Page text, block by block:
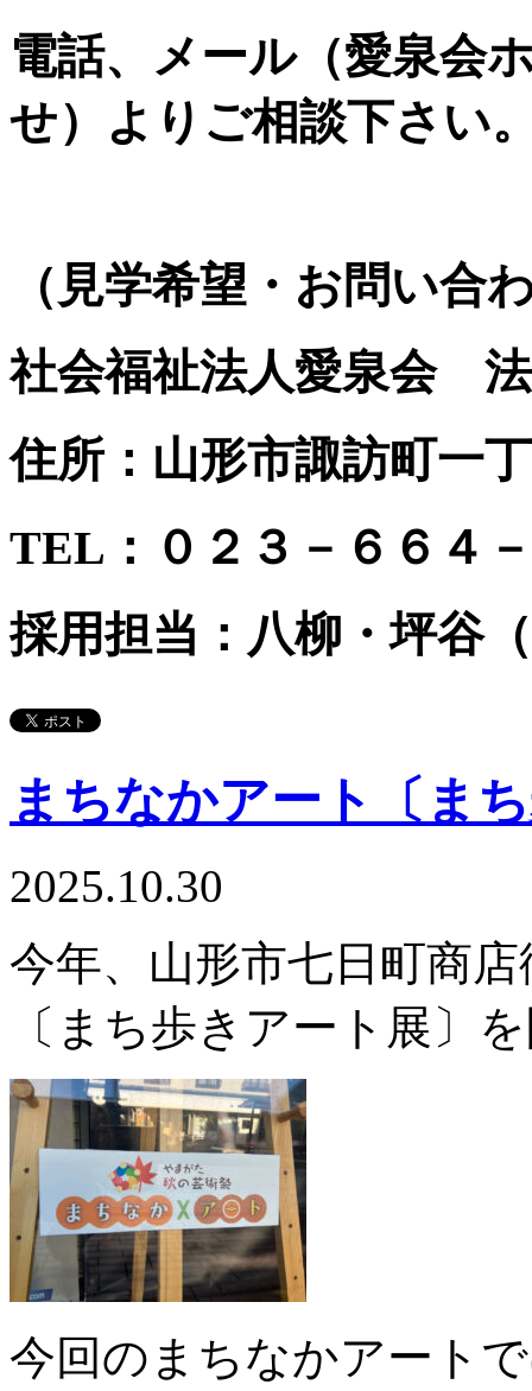
電話、メール（愛泉会
せ）よりご相談下さい
（見学希望・お問い合
社会福祉法人愛泉会
住所：山形市諏訪町一
TEL：０２３－６６４
採用担当：八柳・坪谷
まちなかアート〔ま
2025.10.30
今年、山形市七日町商
〔まち歩きアート展〕
今回のまちなかアート